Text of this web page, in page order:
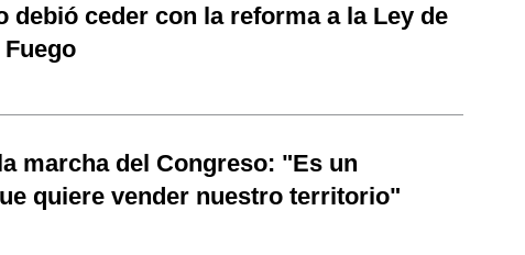
debió ceder con la reforma a la Ley de
marcha del Congreso: "Es un
quiere vender nuestro territorio"